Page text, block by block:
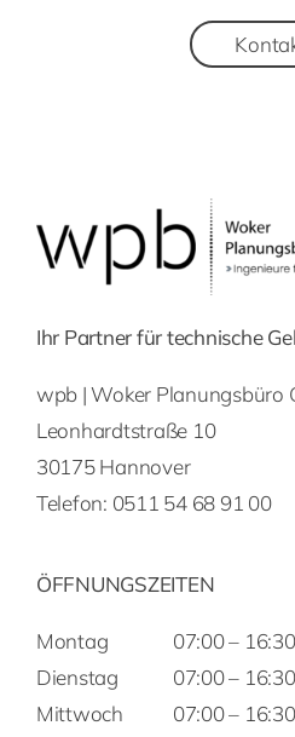
Ihr Partner für technische
wpb | Woker Planungsbüro
Leonhardtstraße 10
30175 Hannover
Telefon: 0511 54 68 91 00
ÖFFNUNGSZEITEN
Montag
Dienstag
Mittwoch
07:00 –
07:00 –
07:00 –